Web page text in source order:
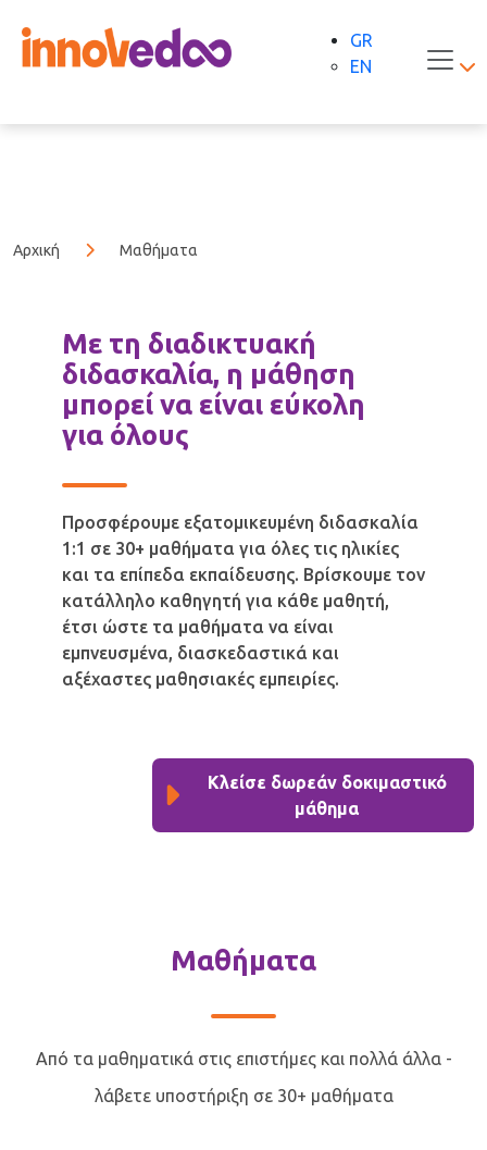
GR
EN
Αρχική Μαθήματα
Με τη διαδικτυακή
διδασκαλία, η μάθηση
μπορεί να είναι εύκολη
για όλους
Προσφέρουμε εξατομικευμένη διδασκαλία
1:1 σε 30+ μαθήματα για όλες τις ηλικίες
και τα επίπεδα εκπαίδευσης. Βρίσκουμε τον
κατάλληλο καθηγητή για κάθε μαθητή,
έτσι ώστε τα μαθήματα να είναι
εμπνευσμένα, διασκεδαστικά και
αξέχαστες μαθησιακές εμπειρίες.
Κλείσε δωρεάν δοκιμαστικό
μάθημα
Μαθήματα
Από τα μαθηματικά στις επιστήμες και πολλά άλλα -
λάβετε υποστήριξη σε 30+ μαθήματα